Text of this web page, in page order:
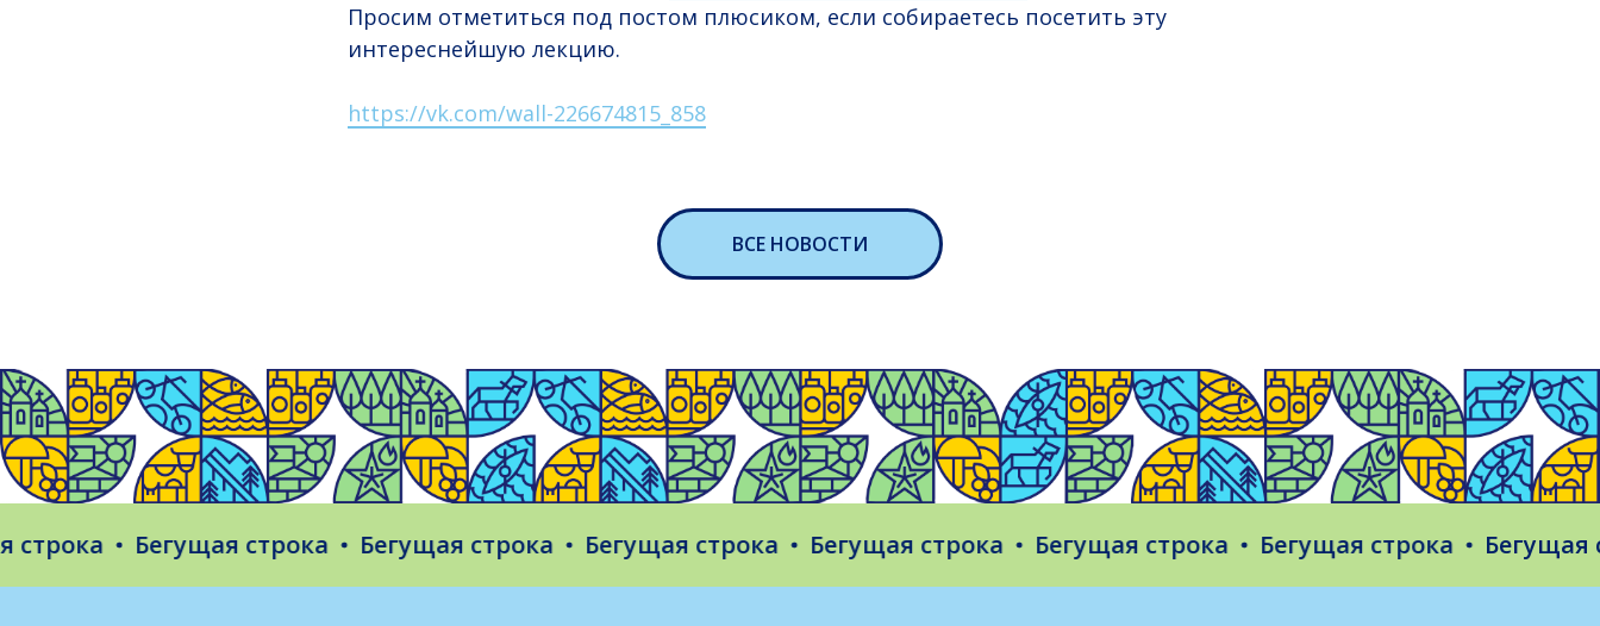
Просим отметиться под постом плюсиком, если собираетесь посетить эту
интереснейшую лекцию.
https://vk.com/wall-226674815_858
ВСЕ НОВОСТИ
Бегущая строка Бегущая строка Бегущая строка Бегущая строка Бегущая строка Бегущая строка Бегущая